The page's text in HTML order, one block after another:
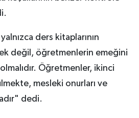
ders kitaplarının
değil, öğretmenlerin emeğini
Öğretmenler, ikinci
mesleki onurları ve
dedi.